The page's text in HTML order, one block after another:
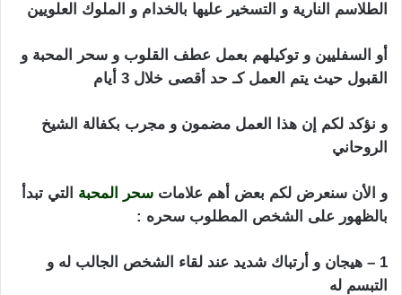
الطلاسم النارية و التسخير عليها بالخدام و الملوك العلويين
أو السفليين و توكيلهم بعمل عطف القلوب و سحر المحبة و
القبول حيث يتم العمل كـ حد أقصى خلال 3 أيام
و نؤكد لكم إن هذا العمل مضمون و مجرب بكفالة الشيخ
الروحاني
و الأن سنعرض لكم بعض أهم علامات سحر المحبة التي تبدأ
بالظهور على الشخص المطلوب سحره :
1 – هيجان و أرتباك شديد عند لقاء الشخص الجالب له و
التبسم له